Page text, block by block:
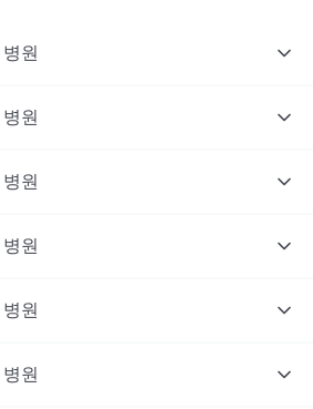
병원
병원
병원
병원
병원
병원